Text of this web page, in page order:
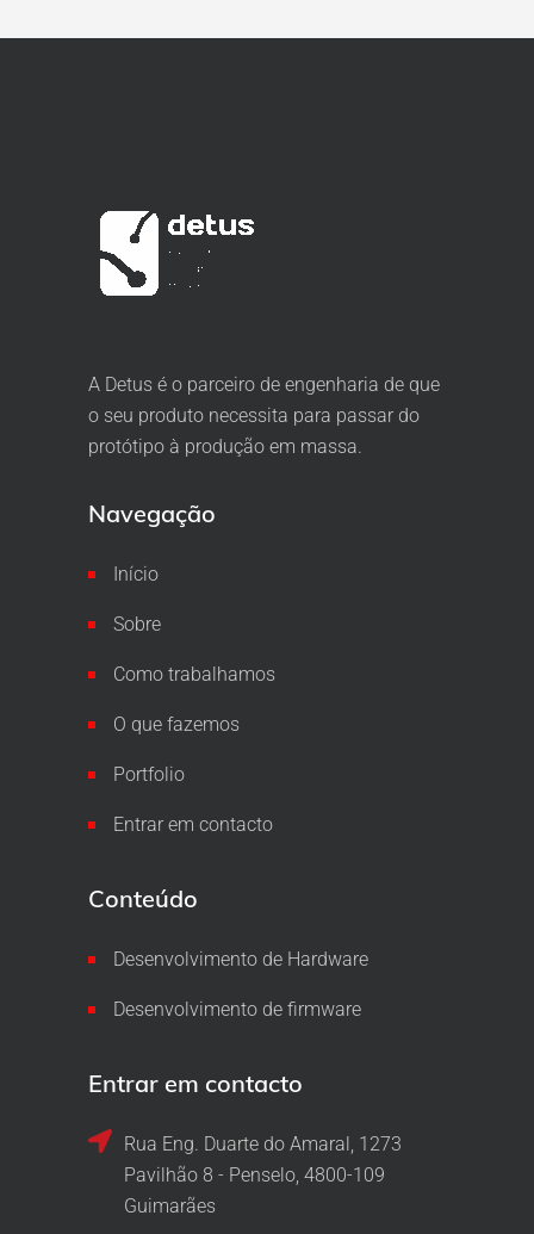
A Detus é o parceiro de engenharia de que
o seu produto necessita para passar do
protótipo à produção em massa.
Navegação
Início
Sobre
Como trabalhamos
O que fazemos
Portfolio
Entrar em contacto
Conteúdo
Desenvolvimento de Hardware
Desenvolvimento de firmware
Entrar em contacto
Rua Eng. Duarte do Amaral, 1273
Pavilhão 8 - Penselo, 4800-109
Guimarães